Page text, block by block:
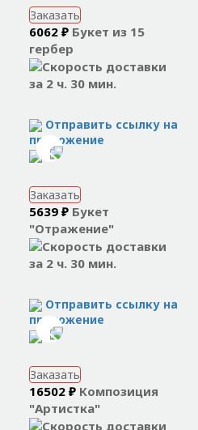
Заказать
6062 ₽ Букет из 15
гербер
за 2 ч. 30 мин.
Отправить ссылку на
приложение
Заказать
5639 ₽ Букет
"Отражение"
за 2 ч. 30 мин.
Отправить ссылку на
приложение
Заказать
16502 ₽ Композиция
"Артистка"